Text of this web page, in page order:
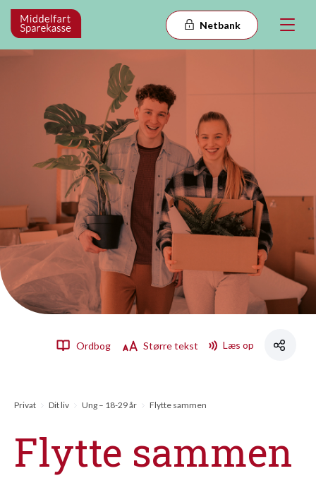
Netbank
Ordbog Større tekst Læs op
Privat Dit liv Ung – 18-29 år Flytte sammen
Flytte sammen